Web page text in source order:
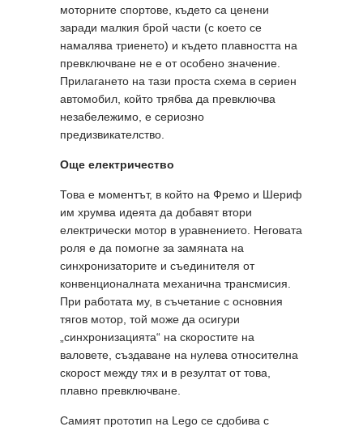
моторните спортове, където са ценени
заради малкия брой части (с което се
намалява триенето) и където плавността на
превключване не е от особено значение.
Прилагането на тази проста схема в сериен
автомобил, който трябва да превключва
незабележимо, е сериозно
предизвикателство.
Още електричество
Това е моментът, в който на Фремо и Шериф
им хрумва идеята да добавят втори
електрически мотор в уравнението. Неговата
роля е да помогне за замяната на
синхронизаторите и съединителя от
конвенционалната механична трансмисия.
При работата му, в съчетание с основния
тягов мотор, той може да осигури
„синхронизацията“ на скоростите на
валовете, създаване на нулева относителна
скорост между тях и в резултат от това,
плавно превключване.
Самият прототип на Lego се сдобива с